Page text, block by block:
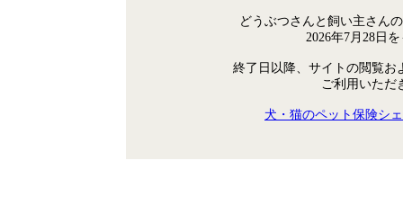
どうぶつさんと飼い主さん
2026年7月28日
終了日以降、サイトの閲覧お
ご利用いただ
犬・猫のペット保険シ